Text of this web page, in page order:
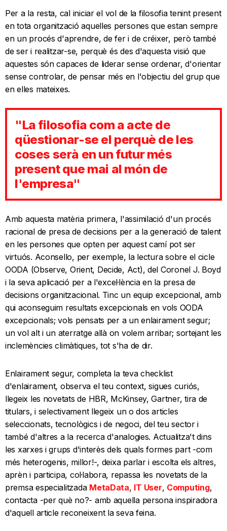
Per a la resta, cal iniciar el vol de la filosofia tenint present
en tota organització aquelles persones que estan sempre
en un procés d'aprendre, de fer i de créixer, però també
de ser i realitzar-se, perquè és des d'aquesta visió que
aquestes són capaces de liderar sense ordenar, d'orientar
sense controlar, de pensar més en l'objectiu del grup que
en elles mateixes.
"La filosofia com a acte de
qüestionar-se el perquè de les
coses serà en un futur més
present que mai al món de
l'empresa"
Amb aquesta matèria primera, l'assimilació d'un procés
racional de presa de decisions per a la generació de talent
en les persones que opten per aquest camí pot ser
virtuós. Aconsello, per exemple, la lectura sobre el cicle
OODA (Observe, Orient, Decide, Act), del Coronel J. Boyd
i la seva aplicació per a l'excel·lència en la presa de
decisions organitzacional. Tinc un equip excepcional, amb
qui aconseguim resultats excepcionals en vols OODA
excepcionals; vols pensats per a un enlairament segur;
un vol alt i un aterratge allà on volem arribar; sortejant les
inclemències climàtiques, tot s'ha de dir.
Enlairament segur, completa la teva checklist
d'enlairament, observa el teu context, sigues curiós,
llegeix les novetats de HBR, McKinsey, Gartner, tira de
titulars, i selectivament llegeix un o dos articles
seleccionats, tecnològics i de negoci, del teu sector i
també d'altres a la recerca d'analogies. Actualitza't dins
les xarxes i grups d'interès dels quals formes part -com
més heterogenis, millor!-, deixa parlar i escolta els altres,
aprèn i participa, col·labora, repassa les novetats de la
premsa especialitzada MetaData, IT User, Computing,
contacta -per què no?- amb aquella persona inspiradora
d'aquell article reconeixent la seva feina.